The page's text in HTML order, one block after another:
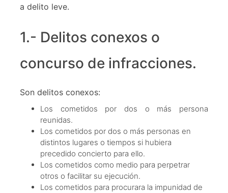
a delito leve.
1.- Delitos conexos o
concurso de infracciones.
Son delitos conexos:
Los cometidos por dos o más persona
reunidas.
Los cometidos por dos o más personas en
distintos lugares o tiempos si hubiera
precedido concierto para ello.
Los cometidos como medio para perpetrar
otros o facilitar su ejecución.
Los cometidos para procurara la impunidad de